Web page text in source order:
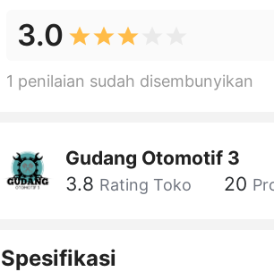
3.0
1 penilaian sudah disembunyikan
Gudang Otomotif 3
3.8 Rating Toko 20
Spesifikasi